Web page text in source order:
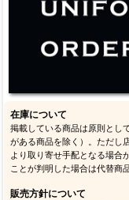
在庫について
掲載している商品は原則とし
がある商品を除く）。ただし
より取り寄せ手配となる場合
ことが判明した場合は代替商
販売方針について